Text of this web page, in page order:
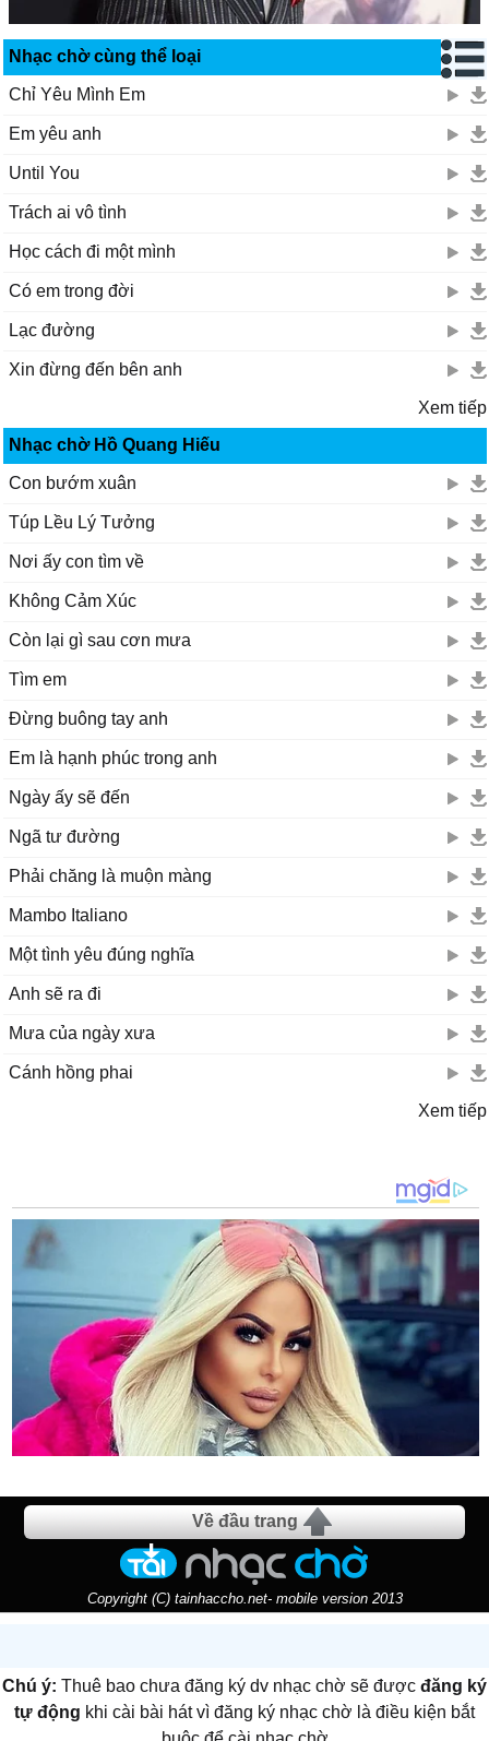
Nhạc chờ cùng thể loại
Chỉ Yêu Mình Em
Em yêu anh
Until You
Trách ai vô tình
Học cách đi một mình
Có em trong đời
Lạc đường
Xin đừng đến bên anh
Xem tiếp
Nhạc chờ Hồ Quang Hiếu
Con bướm xuân
Túp Lều Lý Tưởng
Nơi ấy con tìm về
Không Cảm Xúc
Còn lại gì sau cơn mưa
Tìm em
Đừng buông tay anh
Em là hạnh phúc trong anh
Ngày ấy sẽ đến
Ngã tư đường
Phải chăng là muộn màng
Mambo Italiano
Một tình yêu đúng nghĩa
Anh sẽ ra đi
Mưa của ngày xưa
Cánh hồng phai
Xem tiếp
Về đầu trang
Copyright (C) tainhaccho.net- mobile version 2013
Chú ý: Thuê bao chưa đăng ký dv nhạc chờ sẽ được đăng ký
tự động khi cài bài hát vì đăng ký nhạc chờ là điều kiện bắt